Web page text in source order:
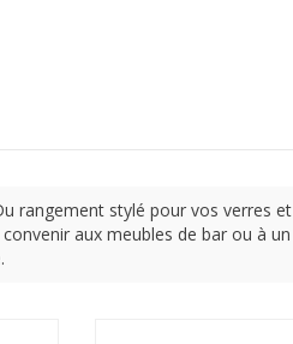
rangement stylé pour vos verres et
aux meubles de bar ou à un